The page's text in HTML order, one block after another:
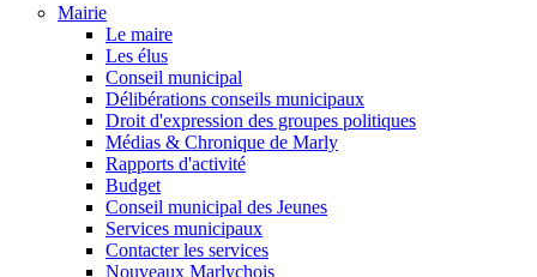
Mairie
Le maire
Les élus
Conseil municipal
Délibérations conseils municipaux
Droit d'expression des groupes politiques
Médias & Chronique de Marly
Rapports d'activité
Budget
Conseil municipal des Jeunes
Services municipaux
Contacter les services
Nouveaux Marlychois